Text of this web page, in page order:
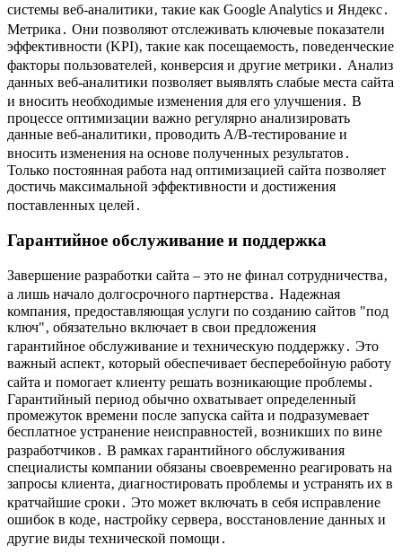
системы веб-аналитики‚ такие как Google Analytics и Яндекс․
Метрика․ Они позволяют отслеживать ключевые показатели
эффективности (KPI)‚ такие как посещаемость‚ поведенческие
факторы пользователей‚ конверсия и другие метрики․ Анализ
данных веб-аналитики позволяет выявлять слабые места сайта
и вносить необходимые изменения для его улучшения․ В
процессе оптимизации важно регулярно анализировать
данные веб-аналитики‚ проводить A/B-тестирование и
вносить изменения на основе полученных результатов․
Только постоянная работа над оптимизацией сайта позволяет
достичь максимальной эффективности и достижения
поставленных целей․
Гарантийное обслуживание и поддержка
Завершение разработки сайта – это не финал сотрудничества‚
а лишь начало долгосрочного партнерства․ Надежная
компания‚ предоставляющая услуги по созданию сайтов "под
ключ"‚ обязательно включает в свои предложения
гарантийное обслуживание и техническую поддержку․ Это
важный аспект‚ который обеспечивает бесперебойную работу
сайта и помогает клиенту решать возникающие проблемы․
Гарантийный период обычно охватывает определенный
промежуток времени после запуска сайта и подразумевает
бесплатное устранение неисправностей‚ возникших по вине
разработчиков․ В рамках гарантийного обслуживания
специалисты компании обязаны своевременно реагировать на
запросы клиента‚ диагностировать проблемы и устранять их в
кратчайшие сроки․ Это может включать в себя исправление
ошибок в коде‚ настройку сервера‚ восстановление данных и
другие виды технической помощи․